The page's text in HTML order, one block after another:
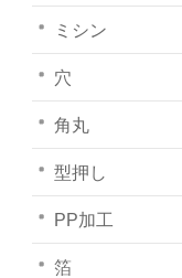
ミシン
穴
角丸
型押し
PP加工
箔